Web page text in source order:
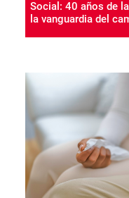
Social: 40 años de
la vanguardia del